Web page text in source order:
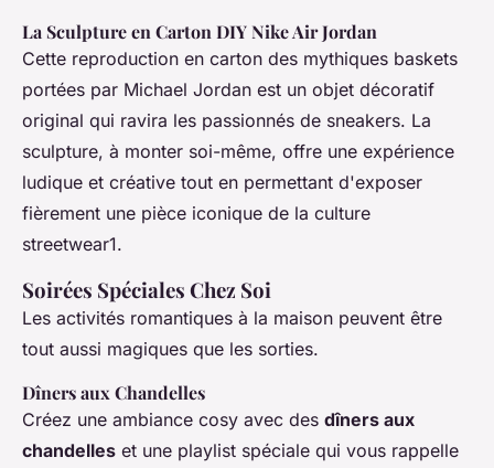
La Sculpture en Carton DIY Nike Air Jordan
Cette reproduction en carton des mythiques baskets
portées par Michael Jordan est un objet décoratif
original qui ravira les passionnés de sneakers. La
sculpture, à monter soi-même, offre une expérience
ludique et créative tout en permettant d'exposer
fièrement une pièce iconique de la culture
streetwear1.
Soirées Spéciales Chez Soi
Les activités romantiques à la maison peuvent être
tout aussi magiques que les sorties.
Dîners aux Chandelles
Créez une ambiance cosy avec des dîners aux
chandelles et une playlist spéciale qui vous rappelle